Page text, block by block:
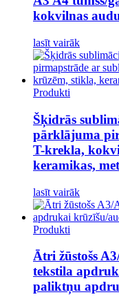
kokvilnas
lasīt vairāk
Produkti
Šķidrās
pārklājuma
T-krekla,
keramikas,
lasīt vairāk
Produkti
Ātri žūstošs
tekstila
paliktņu